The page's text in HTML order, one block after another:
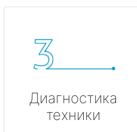
Диагностика
техники